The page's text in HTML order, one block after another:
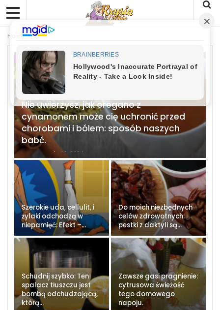
Home
ZDROWIE
Nie uwierzysz, jak oregano z
cynamonem może cię uchronić przed
chorobami i bólem: sposób naszych
babć.
ADMIN kwi 2, 2024
Szerokie uda, cellulit, i
żylaki odchodzą w
niepamięć: Efekt –…
Do moich niezbędnych
celów zdrowotnych:
pestki z daktyli są…
Schudnij szybko: Ten
spalacz tłuszczu jest
bombą odchudzającą,
którą…
Zawsze gasi pragnienie:
cytrusowa świeżość
tego domowego
napoju.